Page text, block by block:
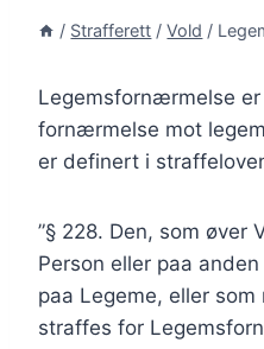
/ Strafferett / Vold /
Legemsfornærmelse
fornærmelse mot
er definert i
”§ 228. Den, som øver
Person eller paa
paa Legeme, eller
straffes for